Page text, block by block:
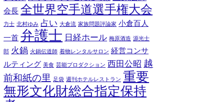
会長 全世界空手道選手権大会
力士 北村ゆみ 占い 大倉流 家族問題評論家 小倉百人
一首 弁護士 日経ホール 梅原酒造 源光士
郎 火鍋 火鍋伝道師 着物レンタルサロン 経営コンサ
ルティング 美食 芸能プロダクション 西田公昭 越
前和紙の里 足袋 週刊ホテルレストラン 重要
無形文化財総合指定保持